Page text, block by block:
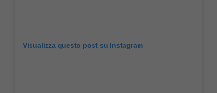
Visualizza questo post su Instagram